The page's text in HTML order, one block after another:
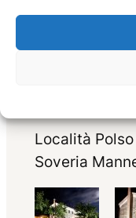
Località
Soveria